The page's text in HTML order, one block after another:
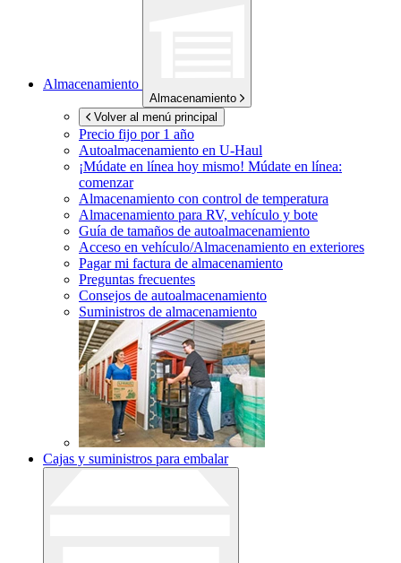
Almacenamiento
Almacenamiento
Volver al menú principal
Precio fijo por 1 año
Autoalmacenamiento en U-Haul
¡Múdate en línea hoy mismo! Múdate en línea:
comenzar
Almacenamiento con control de temperatura
Almacenamiento para RV, vehículo y bote
Guía de tamaños de autoalmacenamiento
Acceso en vehículo/Almacenamiento en exteriores
Pagar mi factura de almacenamiento
Preguntas frecuentes
Consejos de autoalmacenamiento
Suministros de almacenamiento
Cajas y suministros para embalar